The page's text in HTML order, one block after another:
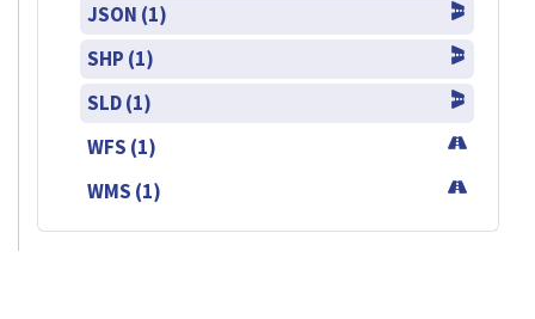
JSON (1)
SHP (1)
SLD (1)
WFS (1)
WMS (1)